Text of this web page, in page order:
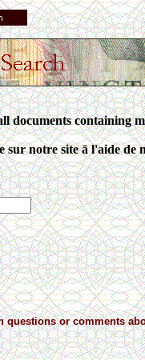
documents containing
sur notre site ā l'aide de
questions or comments